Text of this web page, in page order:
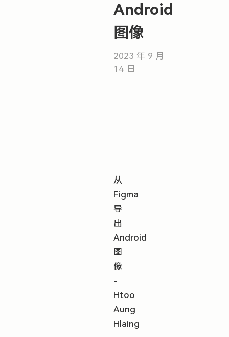
Android
图像
2023 年 9 月
14 日
从
Figma
导
出
Android
图
像
-
Htoo
Aung
Hlaing